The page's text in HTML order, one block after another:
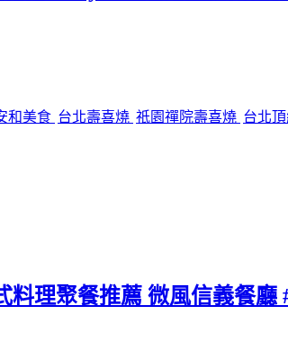
和美食 台北壽喜燒 祇園禪院壽喜燒 台北
理聚餐推薦 微風信義餐廳